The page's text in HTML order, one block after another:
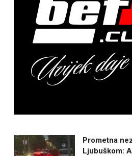
Prometna
Ljubuškom: